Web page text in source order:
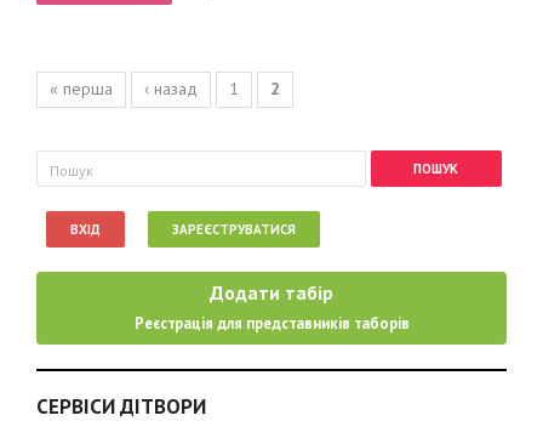
Сторінки
« перша ‹ назад 1 2
Пошукова форма
Пошук
ВХІД ЗАРЕЄСТРУВАТИСЯ
Додати табір
Реєстрація для представників таборів
СЕРВІСИ ДІТВОРИ